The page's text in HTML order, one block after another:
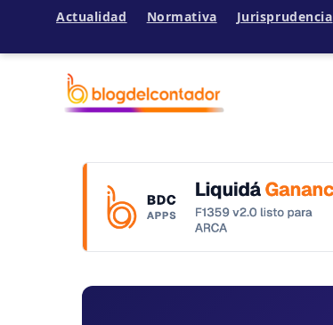
Actualidad Normativa Jurisprudencia